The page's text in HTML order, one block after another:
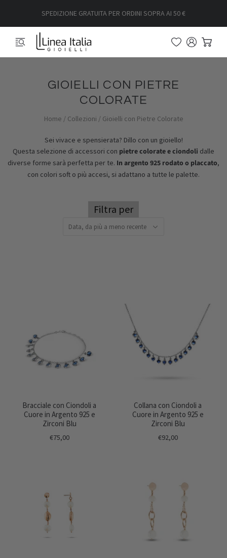
SPEDIZIONE GRATUITA PER ORDINI SOPRA AI 50 €
GIOIELLI CON PIETRE
COLORATE
Home / Collezioni / Gioielli con Pietre Colorate
Sei vivace e spensierata? Dillo con un gioiello!
Questa selezione di accessori con pietre colorate e ciondoli dalle
diverse forme sarà perfetta per te. In argento 925 rodato o placcato,
con colori soft o più accesi, si adattano a tutte le palette.
Filtra per
Data, da più a meno recente
Bracciale con Ciondoli a
Cuore in Argento 925 e
Zirconi Blu
€75,00
Collana con Ciondoli a
Cuore in Argento 925 e
Zirconi Blu
€92,00